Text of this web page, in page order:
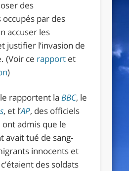
des
par des
accuser les
justifier l’invasion de
(Voir ce rapport et
)
rapportent laBBC, le
, et l’AP, des officiels
admis que le
avait tué de sang-
innocents et
des soldats